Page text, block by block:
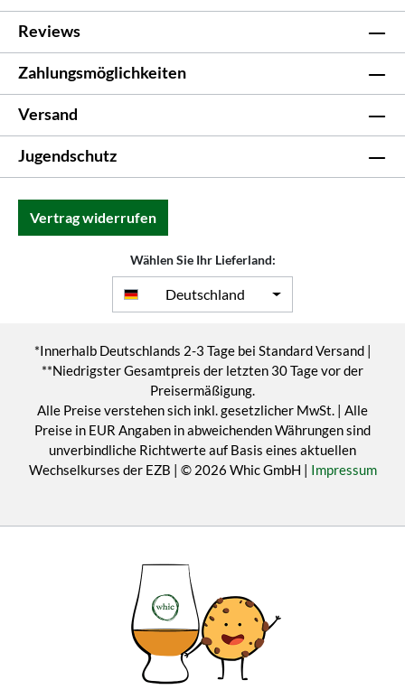
Reviews
Zahlungsmöglichkeiten
Versand
Jugendschutz
Vertrag widerrufen
Wählen Sie Ihr Lieferland:
Deutschland
*Innerhalb Deutschlands 2-3 Tage bei Standard Versand |
**Niedrigster Gesamtpreis der letzten 30 Tage vor der
Preisermäßigung.
Alle Preise verstehen sich inkl. gesetzlicher MwSt. | Alle
Preise in EUR Angaben in abweichenden Währungen sind
unverbindliche Richtwerte auf Basis eines aktuellen
Wechselkurses der EZB | © 2026 Whic GmbH | Impressum